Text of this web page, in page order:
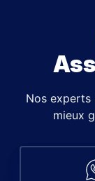
Nos experts
mieux